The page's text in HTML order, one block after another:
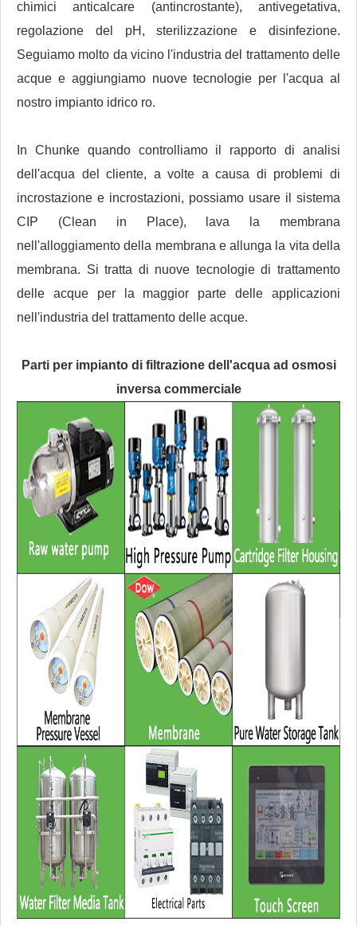
chimici anticalcare (antincrostante), antivegetativa,
regolazione del pH, sterilizzazione e disinfezione.
Seguiamo molto da vicino l'industria del trattamento delle
acque e aggiungiamo nuove tecnologie per l'acqua al
nostro impianto idrico ro.
In Chunke quando controlliamo il rapporto di analisi
dell'acqua del cliente, a volte a causa di problemi di
incrostazione e incrostazioni, possiamo usare il sistema
CIP (Clean in Place), lava la membrana
nell'alloggiamento della membrana e allunga la vita della
membrana. Si tratta di nuove tecnologie di trattamento
delle acque per la maggior parte delle applicazioni
nell'industria del trattamento delle acque.
Parti per impianto di filtrazione dell'acqua ad osmosi
inversa commerciale